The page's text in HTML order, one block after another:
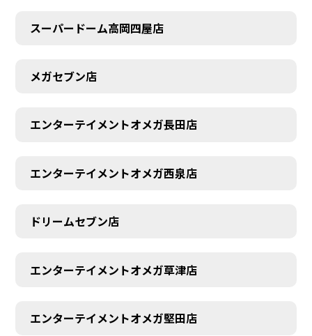
スーパードーム高岡四屋店
メガセブン店
エンターテイメントオメガ長田店
エンターテイメントオメガ西泉店
ドリームセブン店
エンターテイメントオメガ草津店
エンターテイメントオメガ堅田店